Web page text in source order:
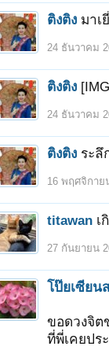
ติงติง มาเ
24 ธันวาคม
ติงติง
24 ธันวาคม
ติงติง ระลึ
16 พฤศจิกาย
titawan เ
27 กันยายน
โป๊ยเซียน
ขอดวงจิต
ที่พี่เคยปร